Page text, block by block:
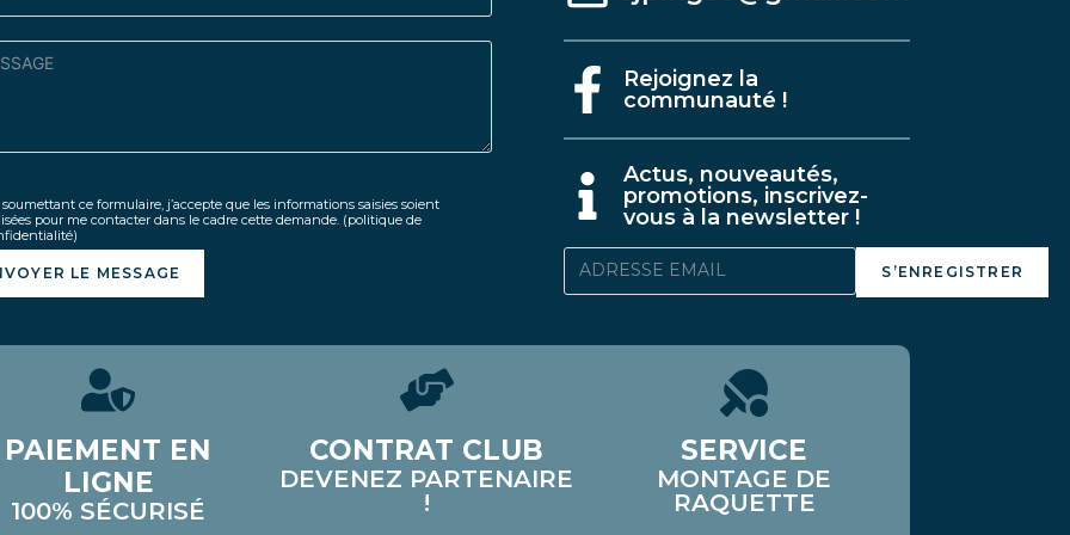
soumettant ce formulaire, j’accepte que les informations saisies soient
pour me contacter dans le cadre cette demande. (politique de
LE MESSAGE
Rejoignez la
communauté !
Actus, nouveautés,
promotions, inscrivez-
vous à la newsletter !
S’ENREGISTRER
PAIEMENT EN
LIGNE
100% SÉCURISÉ
CONTRAT CLUB
DEVENEZ PARTENAIRE
!
SERVICE
MONTAGE DE
RAQUETTE